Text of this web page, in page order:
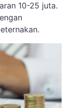
10-25 juta.